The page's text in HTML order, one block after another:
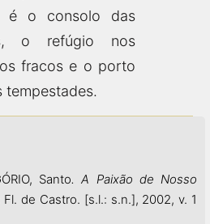
é o consolo das
o refúgio nos
fracos e o porto
tempestades.
Santo. A Paixão de Nosso
Fl. de Castro. [s.l.: s.n.], 2002, v. 1